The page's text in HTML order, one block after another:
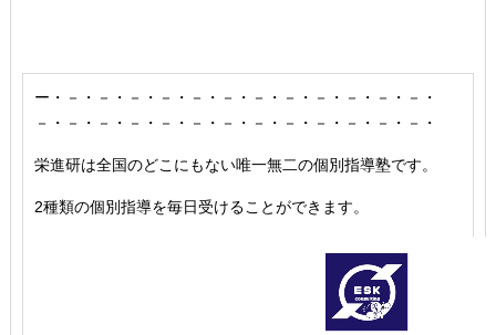
ー・－・－・－・－・－・－・－・－・－・－・－・－・
－・－・－・－・－・－・－・－・－・－・－・－・－・
栄進研は全国のどこにもない唯一無二の個別指導塾です。
2種類の個別指導を毎日受けることができます。